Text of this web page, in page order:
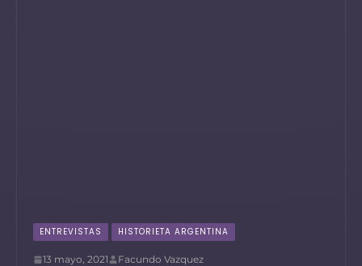
ENTREVISTAS HISTORIETA ARGENTINA
13 mayo, 2021 Facundo Vazquez